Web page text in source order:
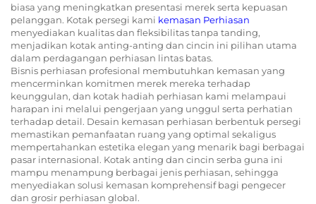
biasa yang meningkatkan presentasi merek serta kepuasan
pelanggan. Kotak persegi kami kemasan Perhiasan
menyediakan kualitas dan fleksibilitas tanpa tanding,
menjadikan kotak anting-anting dan cincin ini pilihan utama
dalam perdagangan perhiasan lintas batas.
Bisnis perhiasan profesional membutuhkan kemasan yang
mencerminkan komitmen merek mereka terhadap
keunggulan, dan kotak hadiah perhiasan kami melampaui
harapan ini melalui pengerjaan yang unggul serta perhatian
terhadap detail. Desain kemasan perhiasan berbentuk persegi
memastikan pemanfaatan ruang yang optimal sekaligus
mempertahankan estetika elegan yang menarik bagi berbagai
pasar internasional. Kotak anting dan cincin serba guna ini
mampu menampung berbagai jenis perhiasan, sehingga
menyediakan solusi kemasan komprehensif bagi pengecer
dan grosir perhiasan global.